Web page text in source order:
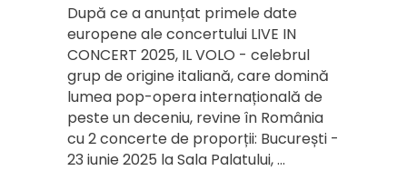
După ce a anunțat primele date
europene ale concertului LIVE IN
CONCERT 2025, IL VOLO - celebrul
grup de origine italiană, care domină
lumea pop-opera internațională de
peste un deceniu, revine în România
cu 2 concerte de proporții: București -
23 iunie 2025 la Sala Palatului,